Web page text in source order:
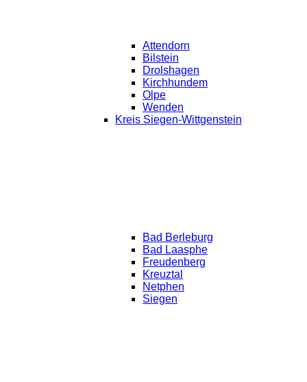
Attendorn
Bilstein
Drolshagen
Kirchhundem
Olpe
Wenden
Kreis Siegen-Wittgenstein
Bad Berleburg
Bad Laasphe
Freudenberg
Kreuztal
Netphen
Siegen